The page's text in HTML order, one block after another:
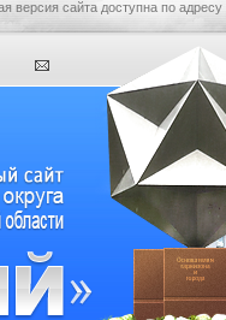
версия сайта доступна по адресу